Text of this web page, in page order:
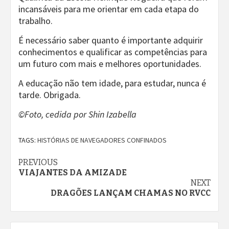
incansáveis para me orientar em cada etapa do
trabalho.
É necessário saber quanto é importante adquirir
conhecimentos e qualificar as competências para
um futuro com mais e melhores oportunidades.
A educação não tem idade, para estudar, nunca é
tarde. Obrigada.
©Foto, cedida por Shin Izabella
TAGS: HISTÓRIAS DE NAVEGADORES CONFINADOS
Continue
Reading
PREVIOUS
VIAJANTES DA AMIZADE
NEXT
DRAGÕES LANÇAM CHAMAS NO RVCC